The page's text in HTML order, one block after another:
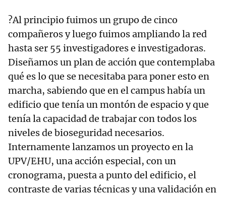
?Al principio fuimos un grupo de cinco
compañeros y luego fuimos ampliando la red
hasta ser 55 investigadores e investigadoras.
Diseñamos un plan de acción que contemplaba
qué es lo que se necesitaba para poner esto en
marcha, sabiendo que en el campus había un
edificio que tenía un montón de espacio y que
tenía la capacidad de trabajar con todos los
niveles de bioseguridad necesarios.
Internamente lanzamos un proyecto en la
UPV/EHU, una acción especial, con un
cronograma, puesta a punto del edificio, el
contraste de varias técnicas y una validación en